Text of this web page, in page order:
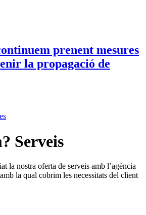
prenent mesures
la propagació de
Serveis
la nostra oferta de serveis amb l’agència
la qual cobrim les necessitats del client